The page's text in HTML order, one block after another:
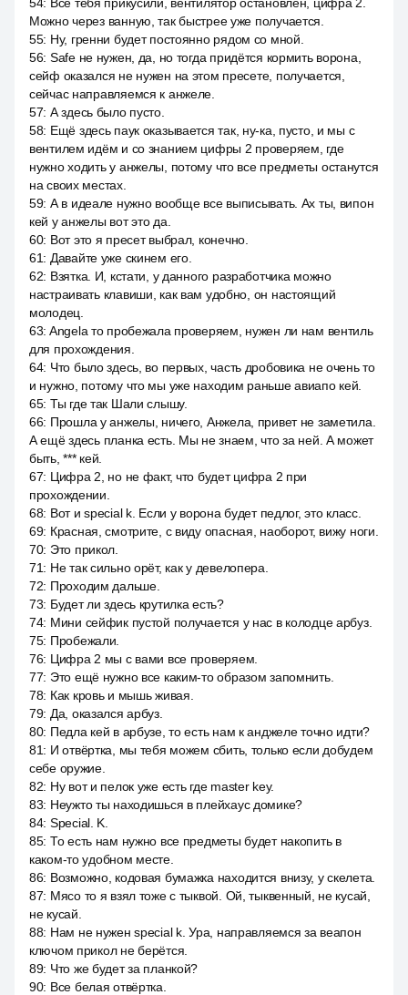
Можно через ванную, так быстрее уже получается.
55: Ну, гренни будет постоянно рядом со мной.
56: Safe не нужен, да, но тогда придётся кормить ворона,
сейф оказался не нужен на этом пресете, получается,
сейчас направляемся к анжеле.
57: А здесь было пусто.
58: Ещё здесь паук оказывается так, ну-ка, пусто, и мы с
вентилем идём и со знанием цифры 2 проверяем, где
нужно ходить у анжелы, потому что все предметы останутся
на своих местах.
59: А в идеале нужно вообще все выписывать. Ах ты, випон
кей у анжелы вот это да.
60: Вот это я пресет выбрал, конечно.
61: Давайте уже скинем его.
62: Взятка. И, кстати, у данного разработчика можно
настраивать клавиши, как вам удобно, он настоящий
молодец.
63: Angela то пробежала проверяем, нужен ли нам вентиль
для прохождения.
64: Что было здесь, во первых, часть дробовика не очень то
и нужно, потому что мы уже находим раньше авиапо кей.
65: Ты где так Шали слышу.
66: Прошла у анжелы, ничего, Анжела, привет не заметила.
А ещё здесь планка есть. Мы не знаем, что за ней. А может
быть, *** кей.
67: Цифра 2, но не факт, что будет цифра 2 при
прохождении.
68: Вот и special k. Если у ворона будет педлог, это класс.
69: Красная, смотрите, с виду опасная, наоборот, вижу ноги.
70: Это прикол.
71: Не так сильно орёт, как у девелопера.
72: Проходим дальше.
73: Будет ли здесь крутилка есть?
74: Мини сейфик пустой получается у нас в колодце арбуз.
75: Пробежали.
76: Цифра 2 мы с вами все проверяем.
77: Это ещё нужно все каким-то образом запомнить.
78: Как кровь и мышь живая.
79: Да, оказался арбуз.
80: Педла кей в арбузе, то есть нам к анджеле точно идти?
81: И отвёртка, мы тебя можем сбить, только если добудем
себе оружие.
82: Ну вот и пелок уже есть где master key.
83: Неужто ты находишься в плейхаус домике?
84: Special. K.
85: То есть нам нужно все предметы будет накопить в
каком-то удобном месте.
86: Возможно, кодовая бумажка находится внизу, у скелета.
87: Мясо то я взял тоже с тыквой. Ой, тыквенный, не кусай,
не кусай.
88: Нам не нужен special k. Ура, направляемся за веапон
ключом прикол не берётся.
89: Что же будет за планкой?
90: Все белая отвёртка.